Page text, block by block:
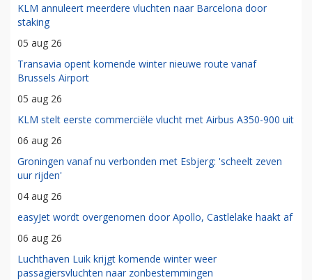
KLM annuleert meerdere vluchten naar Barcelona door
staking
05 aug 26
Transavia opent komende winter nieuwe route vanaf
Brussels Airport
05 aug 26
KLM stelt eerste commerciële vlucht met Airbus A350-900 uit
06 aug 26
Groningen vanaf nu verbonden met Esbjerg: 'scheelt zeven
uur rijden'
04 aug 26
easyJet wordt overgenomen door Apollo, Castlelake haakt af
06 aug 26
Luchthaven Luik krijgt komende winter weer
passagiersvluchten naar zonbestemmingen